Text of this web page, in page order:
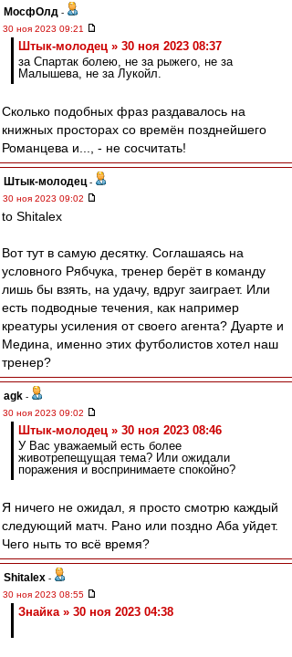
МосфОлд -
30 ноя 2023 09:21
Штык-молодец » 30 ноя 2023 08:37
за Спартак болею, не за рыжего, не за
Малышева, не за Лукойл.
Сколько подобных фраз раздавалось на
книжных просторах со времён позднейшего
Романцева и..., - не сосчитать!
Штык-молодец -
30 ноя 2023 09:02
to Shitalex
Вот тут в самую десятку. Соглашаясь на
условного Рябчука, тренер берёт в команду
лишь бы взять, на удачу, вдруг заиграет. Или
есть подводные течения, как например
креатуры усиления от своего агента? Дуарте и
Медина, именно этих футболистов хотел наш
тренер?
agk -
30 ноя 2023 09:02
Штык-молодец » 30 ноя 2023 08:46
У Вас уважаемый есть более
животрепещущая тема? Или ожидали
поражения и воспринимаете спокойно?
Я ничего не ожидал, я просто смотрю каждый
следующий матч. Рано или поздно Аба уйдет.
Чего ныть то всё время?
Shitalex -
30 ноя 2023 08:55
Знайка » 30 ноя 2023 04:38